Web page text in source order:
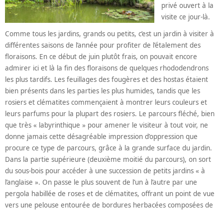
privé ouvert à la
visite ce jour-là.
Comme tous les jardins, grands ou petits, c’est un jardin à visiter à
différentes saisons de l’année pour profiter de l’étalement des
floraisons. En ce début de juin plutôt frais, on pouvait encore
admirer ici et là la fin des floraisons de quelques rhododendrons
les plus tardifs. Les feuillages des fougères et des hostas étaient
bien présents dans les parties les plus humides, tandis que les
rosiers et clématites commençaient à montrer leurs couleurs et
leurs parfums pour la plupart des rosiers. Le parcours fléché, bien
que très « labyrinthique » pour amener le visiteur à tout voir, ne
donne jamais cette désagréable impression d’oppression que
procure ce type de parcours, grâce à la grande surface du jardin.
Dans la partie supérieure (deuxième moitié du parcours), on sort
du sous-bois pour accéder à une succession de petits jardins « à
l’anglaise ». On passe le plus souvent de l’un à l’autre par une
pergola habillée de roses et de clématites, offrant un point de vue
vers une pelouse entourée de bordures herbacées composées de